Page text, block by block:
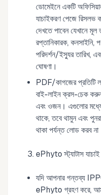
ডোমেইনে একটি
যাচাইকরণ পেজে রিসলভ
দেখতে পাবেন যেখানে মূল
রপ্তানিকারক, কনসাইনি,
পরিদর্শন/ইস্যুর তারিখ,
ঘোষণা।
PDF/কাগজের প্রতিটি
বাই-লাইন ক্রস-চেক করুন:
এবং ওজন। এগুলোর মধ্যে
থাকে, তবে থামুন এবং
থাকা পর্যন্ত লোড করব
ePhyto স্ট্যাটাস
যদি আপনার গন্তব্য IPPC
ePhyto গ্রহণ করে,